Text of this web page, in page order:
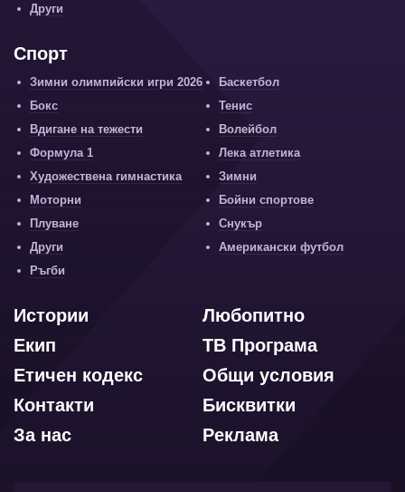
Други
Спорт
Зимни олимпийски игри 2026
Баскетбол
Бокс
Тенис
Вдигане на тежести
Волейбол
Формула 1
Лека атлетика
Художествена гимнастика
Зимни
Моторни
Бойни спортове
Плуване
Снукър
Други
Американски футбол
Ръгби
Любопитно
Истории
ТВ Програма
Екип
Общи условия
Етичен кодекс
Бисквитки
Контакти
Реклама
За нас